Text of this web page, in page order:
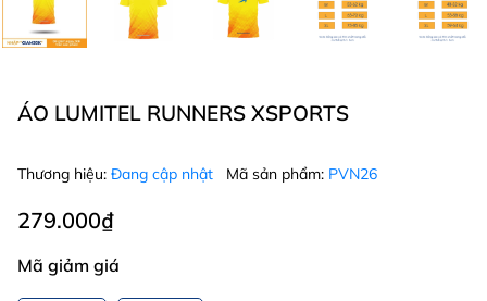
ÁO LUMITEL RUNNERS XSPORTS
Thương hiệu: Đang cập nhật Mã sản phẩm: PVN26
279.000₫
Mã giảm giá